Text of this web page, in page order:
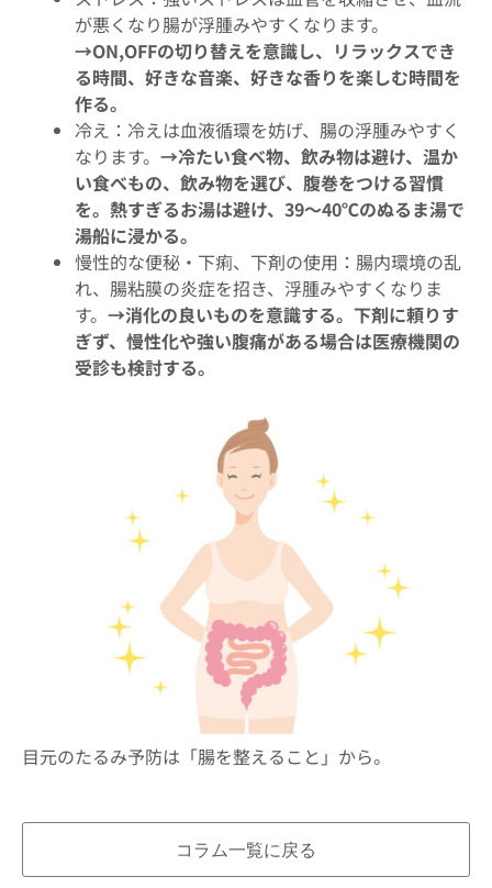
が悪くなり腸が浮腫みやすくなります。
→ON,OFFの切り替えを意識し、リラックスでき
る時間、好きな音楽、好きな香りを楽しむ時間を
作る。
冷え：冷えは血液循環を妨げ、腸の浮腫みやすく
なります。 →冷たい食べ物、飲み物は避け、温か
い食べもの、飲み物を選び、腹巻をつける習慣
を。熱すぎるお湯は避け、39～40℃のぬるま湯で
湯船に浸かる。
慢性的な便秘・下痢、下剤の使用：腸内環境の乱
れ、腸粘膜の炎症を招き、浮腫みやすくなりま
す。 →消化の良いものを意識する。下剤に頼りす
ぎず、慢性化や強い腹痛がある場合は医療機関の
受診も検討する。
目元のたるみ予防は「腸を整えること」から。
コラム一覧に戻る